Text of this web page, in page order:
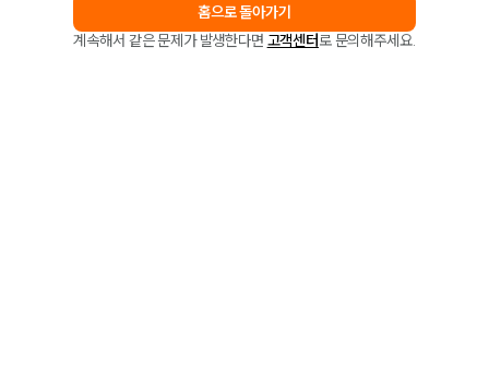
홈으로 돌아가기
계속해서 같은 문제가 발생한다면 고객센터로 문의해주세요.